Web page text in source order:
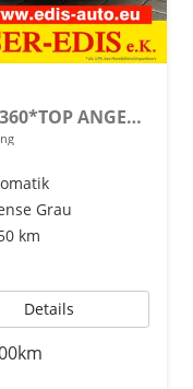
Hybrid 145 GT e-DCS6 *Pano*360*TOP ANGEBOT
Grau
km
Details